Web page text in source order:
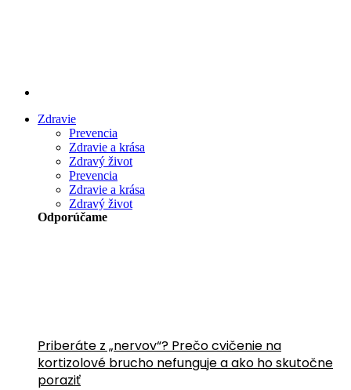
Zdravie
Prevencia
Zdravie a krása
Zdravý život
Prevencia
Zdravie a krása
Zdravý život
Odporúčame
Priberáte z „nervov“? Prečo cvičenie na
kortizolové brucho nefunguje a ako ho skutočne
poraziť